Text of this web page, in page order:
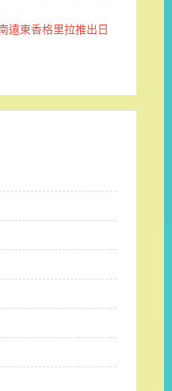
遠東香格里拉推出日